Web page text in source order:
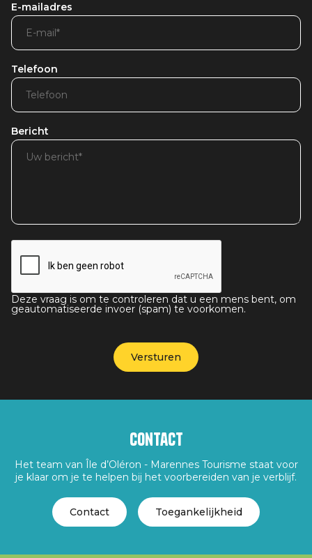
E-mailadres
Telefoon
Bericht
Deze vraag is om te controleren dat u een mens bent, om
geautomatiseerde invoer (spam) te voorkomen.
Contact
Het team van Île d’Oléron - Marennes Tourisme staat voor
je klaar om je te helpen bij het voorbereiden van je verblijf.
Contact Toegankelijkheid